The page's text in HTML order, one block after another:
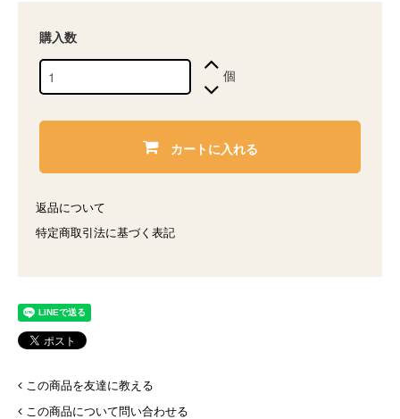
購入数
個
カートに入れる
返品について
特定商取引法に基づく表記
この商品を友達に教える
この商品について問い合わせる